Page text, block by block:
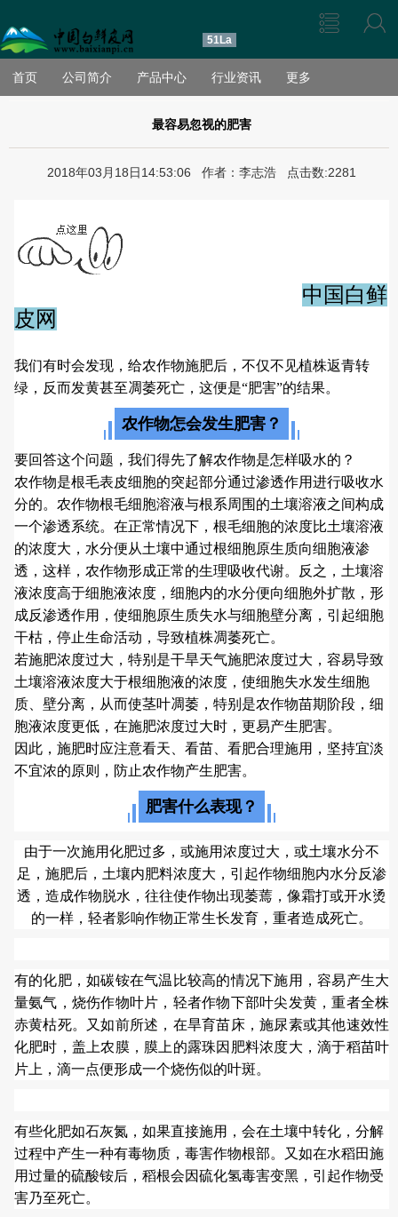
51La
首页 公司简介 产品中心 行业资讯 更多
最容易忽视的肥害
2018年03月18日14:53:06 作者：李志浩 点击数:2281
中国白鲜
皮网
我们有时会发现，给农作物施肥后，不仅不见植株返青转
绿，反而发黄甚至凋萎死亡，这便是“肥害”的结果。
农作物怎会发生肥害？
要回答这个问题，我们得先了解农作物是怎样吸水的？
农作物是根毛表皮细胞的突起部分通过渗透作用进行吸收水
分的。农作物根毛细胞溶液与根系周围的土壤溶液之间构成
一个渗透系统。在正常情况下，根毛细胞的浓度比土壤溶液
的浓度大，水分便从土壤中通过根细胞原生质向细胞液渗
透，这样，农作物形成正常的生理吸收代谢。反之，土壤溶
液浓度高于细胞液浓度，细胞内的水分便向细胞外扩散，形
成反渗透作用，使细胞原生质失水与细胞壁分离，引起细胞
干枯，停止生命活动，导致植株凋萎死亡。
若施肥浓度过大，特别是干旱天气施肥浓度过大，容易导致
土壤溶液浓度大于根细胞液的浓度，使细胞失水发生细胞
质、壁分离，从而使茎叶凋萎，特别是农作物苗期阶段，细
胞液浓度更低，在施肥浓度过大时，更易产生肥害。
因此，施肥时应注意看天、看苗、看肥合理施用，坚持宜淡
不宜浓的原则，防止农作物产生肥害。
肥害什么表现？
由于一次施用化肥过多，或施用浓度过大，或土壤水分不
足，施肥后，土壤内肥料浓度大，引起作物细胞内水分反渗
透，造成作物脱水，往往使作物出现萎蔫，像霜打或开水烫
的一样，轻者影响作物正常生长发育，重者造成死亡。
有的化肥，如碳铵在气温比较高的情况下施用，容易产生大
量氨气，烧伤作物叶片，轻者作物下部叶尖发黄，重者全株
赤黄枯死。又如前所述，在旱育苗床，施尿素或其他速效性
化肥时，盖上农膜，膜上的露珠因肥料浓度大，滴于稻苗叶
片上，滴一点便形成一个烧伤似的叶斑。
有些化肥如石灰氮，如果直接施用，会在土壤中转化，分解
过程中产生一种有毒物质，毒害作物根部。又如在水稻田施
用过量的硫酸铵后，稻根会因硫化氢毒害变黑，引起作物受
害乃至死亡。